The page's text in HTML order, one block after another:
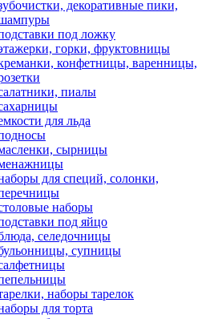
декоративные пики,
под ложку
горки, фруктовницы
конфетницы, варенницы,
пиалы
для льда
сырницы
для специй, солонки,
наборы
под яйцо
селедочницы
супницы
наборы тарелок
для торта